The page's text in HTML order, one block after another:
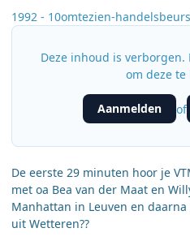
1992 - 10omtezien-
Deze inhoud is
om deze te
Aanmelden of
De eerste 29 minuten hoor je
met oa Bea van der Maat en
Manhattan in Leuven en
uit Wetteren??